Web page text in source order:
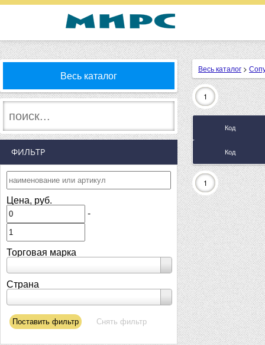
Весь каталог
ФИЛЬТР
Цена, руб.
-
Торговая марка
Страна
Весь каталог >
1
Код
Код
1